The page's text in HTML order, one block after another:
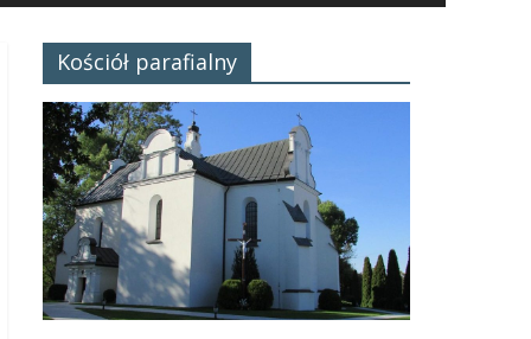
Kościół parafialny